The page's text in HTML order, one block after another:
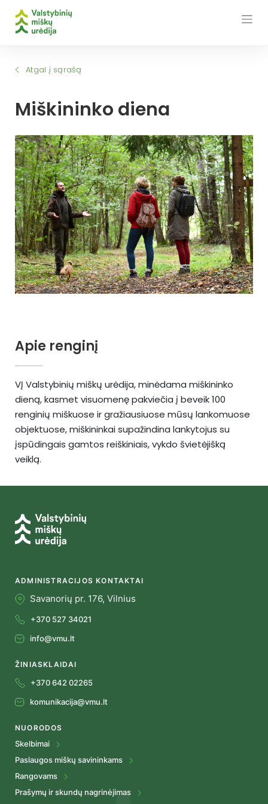
Atgal į sąrašą
Miškininko diena
Apie renginį
VĮ Valstybinių miškų urėdija, minėdama miškininko
dieną, kasmet visuomenę pakviečia į beveik 100
renginių miškuose ir gražiausiuose mūsų lankomuose
objektuose, miškininkai supažindina lankytojus su
įspūdingais gamtos reiškiniais, vykdo švietėjišką
veiklą.
ADMINISTRACIJOS KONTAKTAI
Savanorių pr. 176, Vilnius
+370 527 34021
info@vmu.lt
ŽINIASKLAIDAI
+370 642 02265
komunikacija@vmu.lt
NUORODOS
Skelbimai
Paslaugos miškų savininkams
Rangovams
Prašymų ir skundų nagrinėjimas